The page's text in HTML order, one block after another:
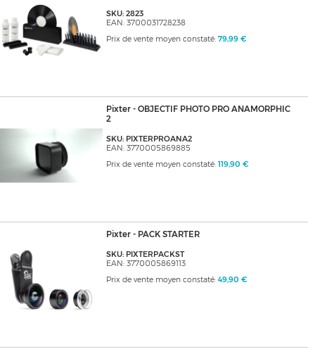
SKU: 2823
EAN: 3700031728238
Prix de vente moyen constaté: 79,99 €
Pixter - OBJECTIF PHOTO PRO ANAMORPHIC
2
SKU: PIXTERPROANA2
EAN: 3770005869885
Prix de vente moyen constaté: 119,90 €
Pixter - PACK STARTER
SKU: PIXTERPACKST
EAN: 3770005869113
Prix de vente moyen constaté: 49,90 €